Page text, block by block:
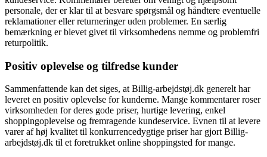
personale, der er klar til at besvare spørgsmål og håndtere eventuelle
reklamationer eller returneringer uden problemer. En særlig
bemærkning er blevet givet til virksomhedens nemme og problemfri
returpolitik.
Positiv oplevelse og tilfredse kunder
Sammenfattende kan det siges, at Billig-arbejdstøj.dk generelt har
leveret en positiv oplevelse for kunderne. Mange kommentarer roser
virksomheden for deres gode priser, hurtige levering, enkel
shoppingoplevelse og fremragende kundeservice. Evnen til at levere
varer af høj kvalitet til konkurrencedygtige priser har gjort Billig-
arbejdstøj.dk til et foretrukket online shoppingsted for mange.